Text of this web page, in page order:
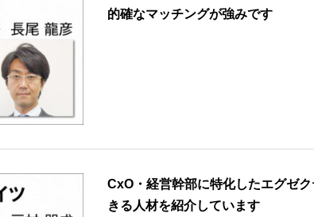
的確なマッチングが強みです
CxO・経営幹部に特化したエグゼ
きる人材を紹介しています